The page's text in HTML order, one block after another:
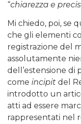
“chiarezza e
Mi chiedo, poi, se
che gli elementi
registrazione del
assolutamente
dell’estensione di
come incipit del
introdotto un
atti ad essere
rappresentati nel